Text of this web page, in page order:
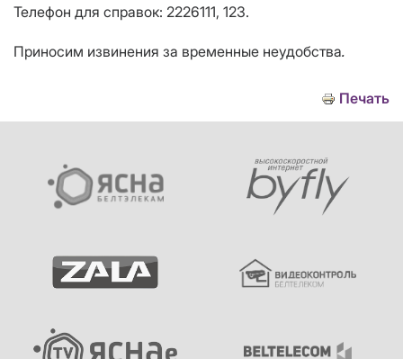
Телефон для справок: 2226111, 123.
Приносим извинения за временные неудобства.
Печать